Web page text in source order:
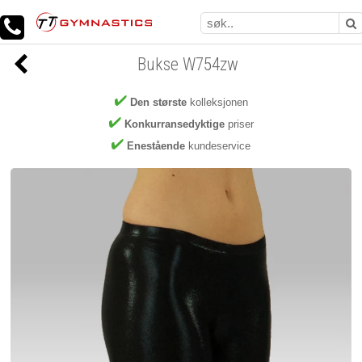
Den størstekolleksjonen
Konkurransedyktigepriser
Enestående kundeservice
Bukse W754zw